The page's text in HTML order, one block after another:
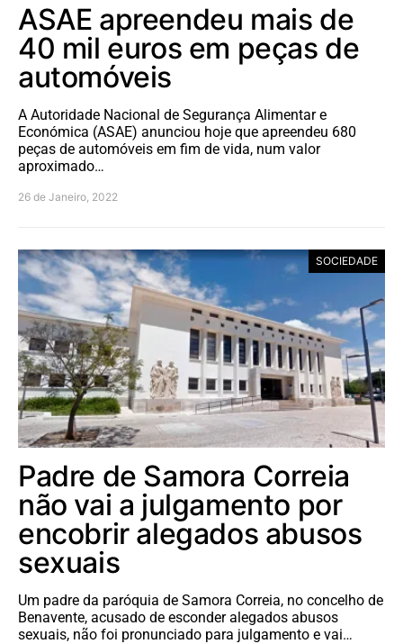
ASAE apreendeu mais de
40 mil euros em peças de
automóveis
A Autoridade Nacional de Segurança Alimentar e
Económica (ASAE) anunciou hoje que apreendeu 680
peças de automóveis em fim de vida, num valor
aproximado…
26 de Janeiro, 2022
SOCIEDADE
Padre de Samora Correia
não vai a julgamento por
encobrir alegados abusos
sexuais
Um padre da paróquia de Samora Correia, no concelho de
Benavente, acusado de esconder alegados abusos
sexuais, não foi pronunciado para julgamento e vai…